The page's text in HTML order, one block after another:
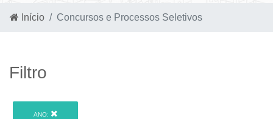
Início Concursos e Processos Seletivos
Filtro
ANO: